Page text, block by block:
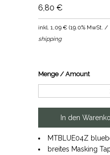
6,80 €
inkl.1,09 € (19.0% MwSt. /
shipping
Menge / Amount
MTBLUE04Z
breites Masking